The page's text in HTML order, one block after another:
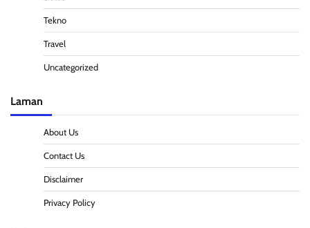
Tekno
Travel
Uncategorized
Laman
About Us
Contact Us
Disclaimer
Privacy Policy